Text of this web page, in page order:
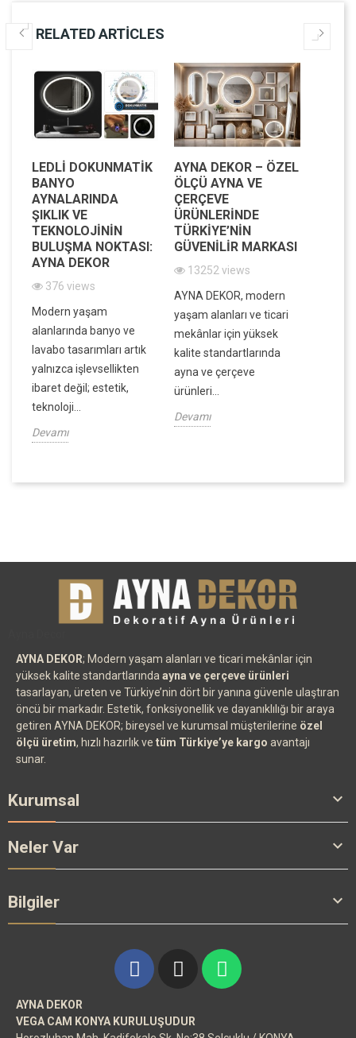
RELATED ARTICLES
LEDLI DOKUNMATIK
BANYO
AYNALARINDA
ŞIKLIK VE
TEKNOLOJININ
BULUŞMA NOKTASI:
AYNA DEKOR
376 views
Modern yaşam
alanlarında banyo ve
lavabo tasarımları artık
yalnızca işlevsellikten
ibaret değil; estetik,
teknoloji...
Devamı
AYNA DEKOR – ÖZEL
ÖLÇÜ AYNA VE
ÇERÇEVE
ÜRÜNLERINDE
TÜRKIYE’NIN
GÜVENILIR MARKASI
13252 views
AYNA DEKOR, modern
yaşam alanları ve ticari
mekânlar için yüksek
kalite standartlarında
ayna ve çerçeve
ürünleri...
Devamı
AYNA DEKOR; Modern yaşam alanları ve ticari mekânlar için
yüksek kalite standartlarında ayna ve çerçeve ürünleri
tasarlayan, üreten ve Türkiye’nin dört bir yanına güvenle ulaştıran
öncü bir markadır. Estetik, fonksiyonellik ve dayanıklılığı bir araya
getiren AYNA DEKOR; bireysel ve kurumsal müşterilerine özel
ölçü üretim, hızlı hazırlık ve tüm Türkiye’ye kargo avantajı
sunar.
Kurumsal 
Neler Var 
Bilgiler 
AYNA DEKOR
VEGA CAM KONYA KURULUŞUDUR